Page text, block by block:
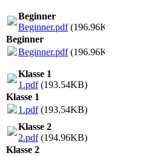
Beginner
Beginner.pdf(196.96KB)
Beginner
Beginner.pdf(196.96KB)
Klasse 1
1.pdf(193.54KB)
Klasse 1
1.pdf(193.54KB)
Klasse 2
2.pdf(194.96KB)
Klasse 2